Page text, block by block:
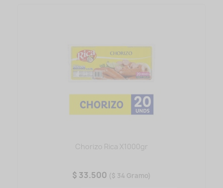
Chorizo Rica X1000gr
$ 33.500 ($ 34 Gramo)